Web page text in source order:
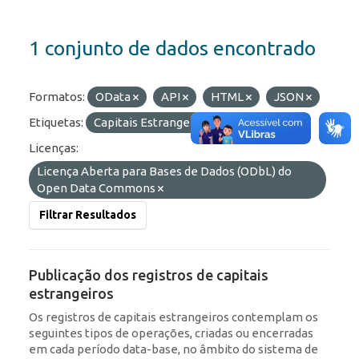
1 conjunto de dados encontrado
Formatos: OData API HTML
JSON
Etiquetas:
Capitais Estrangeiros
ROF
Licenças:
Licença Aberta para Bases de Dados (ODbL) do
Open Data Commons
Filtrar Resultados
Publicação dos registros de capitais
estrangeiros
Os registros de capitais estrangeiros contemplam os
seguintes tipos de operações, criadas ou encerradas
em cada período data-base, no âmbito do sistema de